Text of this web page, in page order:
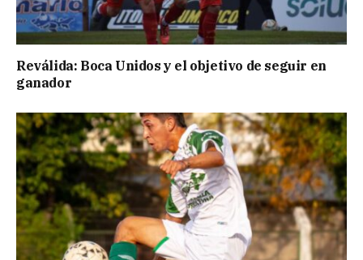
Reválida: Boca Unidos y el objetivo de seguir en
ganador